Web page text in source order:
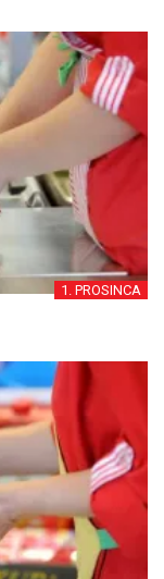
1. PROSINCA